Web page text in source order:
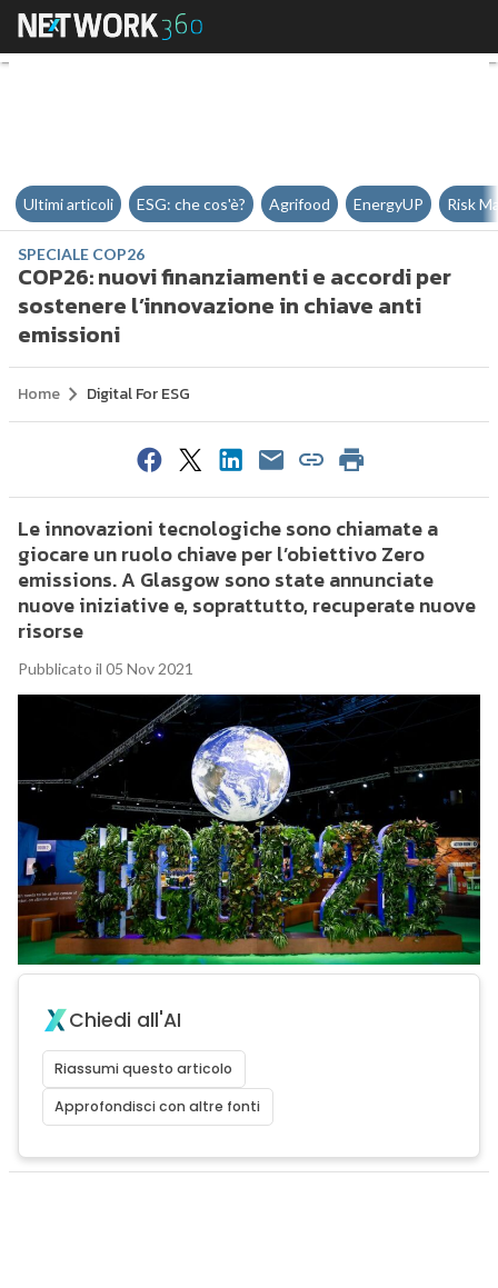
COP26: nuovi finanziamenti e
Ultimi articoli ESG: che cos'è? Agrifood EnergyUP Risk
SPECIALE COP26
COP26: nuovi finanziamenti e accordi per
sostenere l’innovazione in chiave anti
emissioni
Home Digital For ESG
Le innovazioni tecnologiche sono chiamate a
giocare un ruolo chiave per l’obiettivo Zero
emissions. A Glasgow sono state annunciate
nuove iniziative e, soprattutto, recuperate nuove
risorse
Pubblicato il 05 Nov 2021
Chiedi all'AI
Riassumi questo articolo
Approfondisci con altre fonti